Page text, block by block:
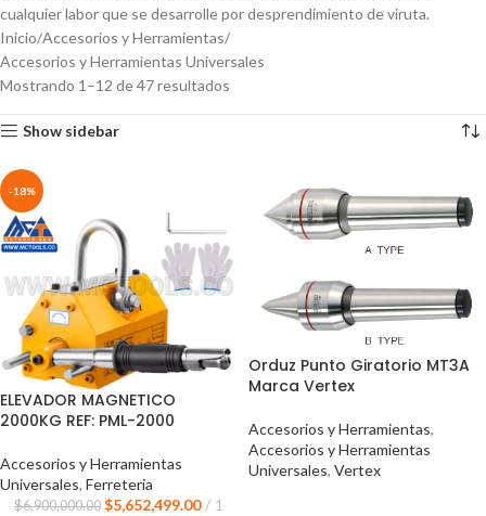
cualquier labor que se desarrolle por desprendimiento de viruta.
Inicio Accesorios y Herramientas
Accesorios y Herramientas Universales
Mostrando 1–12 de 47 resultados
Show sidebar
-18%
ELEVADOR MAGNETICO
2000KG REF: PML-2000
Accesorios y Herramientas
Universales, Ferreteria
$6,900,000.00 $5,652,499.00 1
Orduz Punto Giratorio MT3A
Marca Vertex
Accesorios y Herramientas,
Accesorios y Herramientas
Universales, Vertex